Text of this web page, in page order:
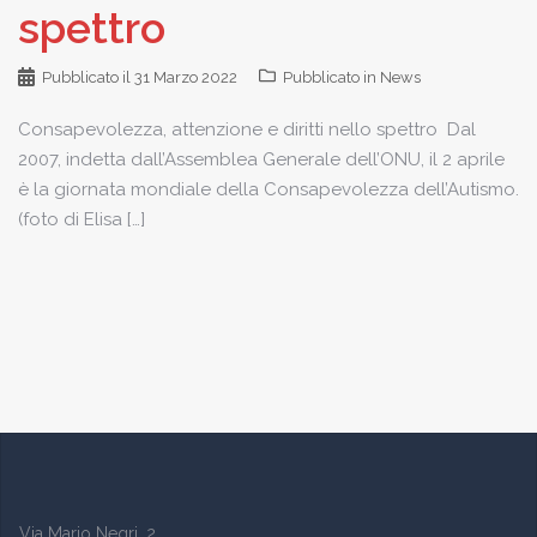
spettro
Pubblicato il 31 Marzo 2022 Pubblicato in News
Consapevolezza, attenzione e diritti nello spettro Dal
2007, indetta dall’Assemblea Generale dell’ONU, il 2 aprile
è la giornata mondiale della Consapevolezza dell’Autismo.
(foto di Elisa […]